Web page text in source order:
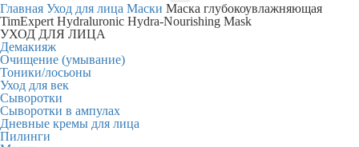
Главная Уход для лица Маски Маска глубокоувлажняющая
TimExpert Hydraluronic Hydra‐Nourishing Mask
УХОД ДЛЯ ЛИЦА
Демакияж
Очищение (умывание)
Тоники/лосьоны
Уход для век
Сыворотки
Сыворотки в ампулах
Дневные кремы для лица
Пилинги